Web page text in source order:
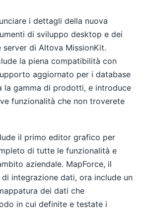
i dettagli della nuova
di sviluppo desktop e dei
di Altova MissionKit.
la piena compatibilità con
aggiornato per i database
la gamma di prodotti, e introduce
funzionalità che non troverete
il primo editor grafico per
di tutte le funzionalità e
aziendale. MapForce, il
integrazione dati, ora include un
dei dati che
in cui definite e testate i